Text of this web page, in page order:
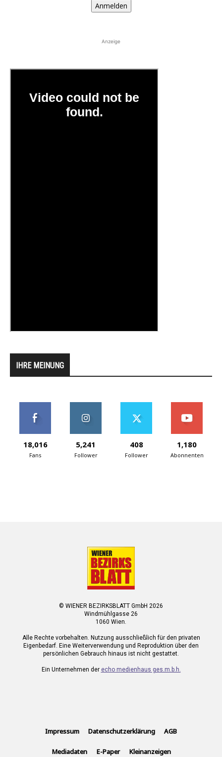
Anmelden
Anzeige
IHRE MEINUNG
18,016
Fans
5,241
Follower
408
Follower
1,180
Abonnenten
© WIENER BEZIRKSBLATT GmbH 2026
Windmühlgasse 26
1060 Wien.
Alle Rechte vorbehalten. Nutzung ausschließlich für den privaten
Eigenbedarf. Eine Weiterverwendung und Reproduktion über den
persönlichen Gebrauch hinaus ist nicht gestattet.
Ein Unternehmen der echo medienhaus ges.m.b.h.
Impressum Datenschutzerklärung AGB
Mediadaten E-Paper Kleinanzeigen